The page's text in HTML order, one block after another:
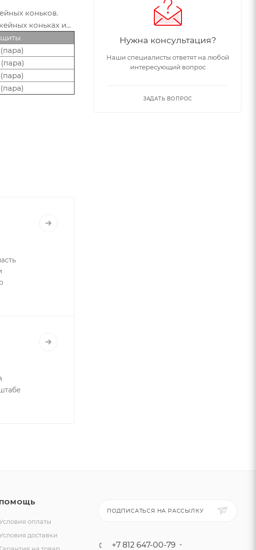
коньков.
коньках и
Нужна консультация?
Наши специалисты ответят на любой
интересующий вопрос
ЗАДАТЬ ВОПРОС
ПОМОЩЬ
оплаты
доставки
ПОДПИСАТЬСЯ НА РАССЫЛКУ
+7 812 647-00-79